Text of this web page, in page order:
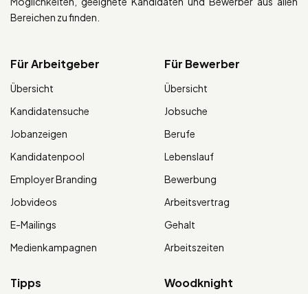
Bereichen zu finden.
Für Arbeitgeber
Übersicht
Kandidatensuche
Jobanzeigen
Kandidatenpool
Employer Branding
Jobvideos
E-Mailings
Medienkampagnen
Für Bewerber
Übersicht
Jobsuche
Berufe
Lebenslauf
Bewerbung
Arbeitsvertrag
Gehalt
Arbeitszeiten
Tipps Woodknight